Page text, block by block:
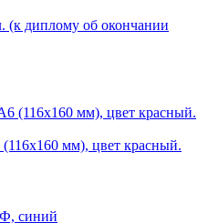
(к диплому об окончании
мм), цвет красный.